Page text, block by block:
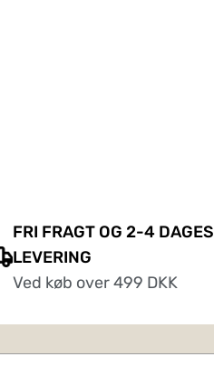
FRI FRAGT OG 2-4 DAGES
LEVERING
Ved køb over 499 DKK